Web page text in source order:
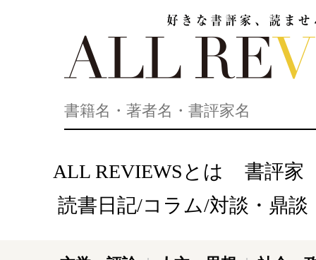
ALL REVIEWSとは
書評家
読書日記/コラム/対談・鼎談